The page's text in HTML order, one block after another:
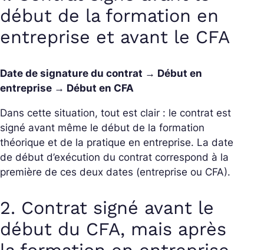
début de la formation en
entreprise et avant le CFA
Date de signature du contrat → Début en
entreprise → Début en CFA
Dans cette situation, tout est clair : le contrat est
signé avant même le début de la formation
théorique et de la pratique en entreprise. La date
de début d’exécution du contrat correspond à la
première de ces deux dates (entreprise ou CFA).
2. Contrat signé avant le
début du CFA, mais après